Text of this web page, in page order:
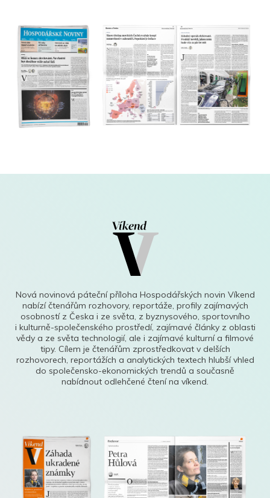
Nová novinová páteční příloha Hospodářských novin Víkend
nabízí čtenářům rozhovory, reportáže, profily zajímavých
osobností z Česka i ze světa, z byznysového, sportovního
i kulturně-společenského prostředí, zajímavé články z oblasti
vědy a ze světa technologií, ale i zajímavé kulturní a filmové
tipy. Cílem je čtenářům zprostředkovat v delších
rozhovorech, reportážích a analytických textech hlubší vhled
do společensko-ekonomických trendů a současně
nabídnout odlehčené čtení na víkend.